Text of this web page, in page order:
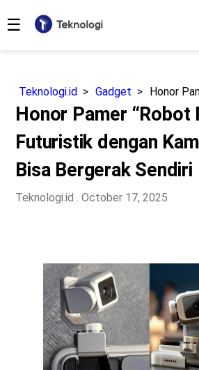
☰
Teknologi.id Gadget
Honor Pamer “Robot
Futuristik dengan
Bisa Bergerak Sendiri
Teknologi.id . October 17, 2025